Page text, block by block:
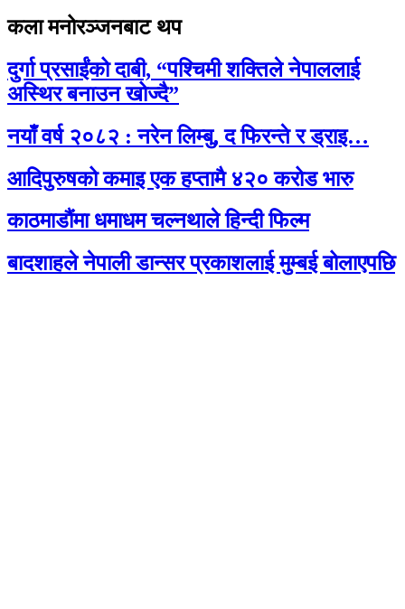
कला मनोरञ्जनबाट थप
दुर्गा प्रसाईंको दाबी, “पश्चिमी शक्तिले नेपाललाई
अस्थिर बनाउन खोज्दै”
नयाँ वर्ष २०८२ : नरेन लिम्बु, द फिरन्ते र ड्राइ…
आदिपुरुषको कमाइ एक हप्तामै ४२० करोड भारु
काठमाडौंमा धमाधम चल्नथाले हिन्दी फिल्म
बादशाहले नेपाली डान्सर प्रकाशलाई मुम्बई बोलाएपछि